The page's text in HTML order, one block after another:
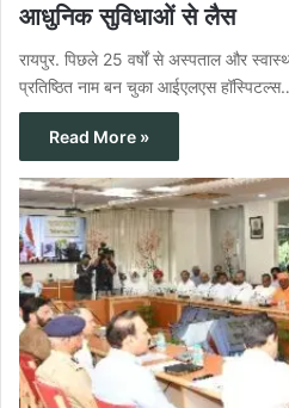
आधुनिक सुविधाओं से लैस
रायपुर. पिछले 25 वर्षों से अस्पताल और
प्रतिष्ठित नाम बन चुका आईएलएस
Read More »